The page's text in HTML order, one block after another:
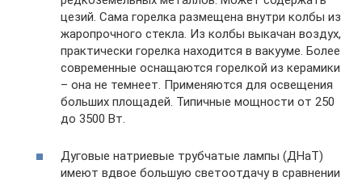
цезий. Сама горелка размещена внутри колбы из
жаропрочного стекла. Из колбы выкачан воздух,
практически горелка находится в вакууме. Более
современные оснащаются горелкой из керамики
– она не темнеет. Применяются для освещения
больших площадей. Типичные мощности от 250
до 3500 Вт.
Дуговые натриевые трубчатые лампы (ДНаТ)
имеют вдвое большую светоотдачу в сравнении